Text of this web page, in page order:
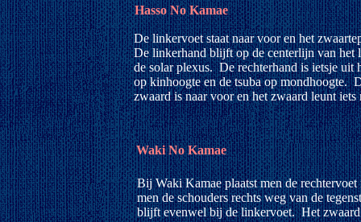
Bij Waki Kamae plaatst men de rechtervoet
men de schouders rechts weg van de
blijft evenwel bij de linkervoet. Het zwaard
Waki No Kamae
Hasso No Kamae
De linkervoet staat naar voor en het
De linkerhand blijft op de centerlijn van het
de solar plexus. De rechterhand is ietsje uit
op kinhoogte en de tsuba op mondhoogte.
zwaard is naar voor en het zwaard leunt iets